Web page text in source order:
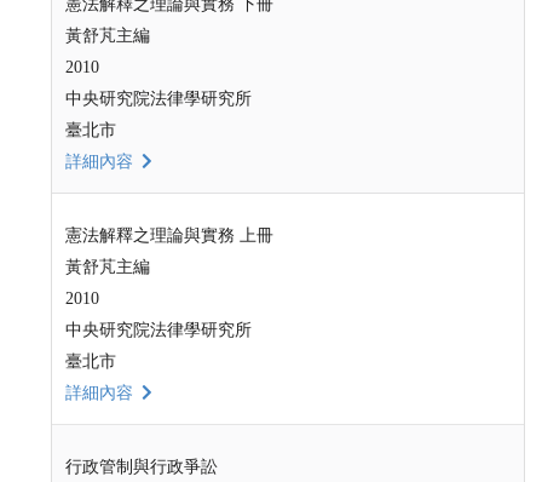
憲法解釋之理論與實務 下冊
黃舒芃主編
2010
中央研究院法律學研究所
臺北市
詳細內容
憲法解釋之理論與實務 上冊
黃舒芃主編
2010
中央研究院法律學研究所
臺北市
詳細內容
行政管制與行政爭訟